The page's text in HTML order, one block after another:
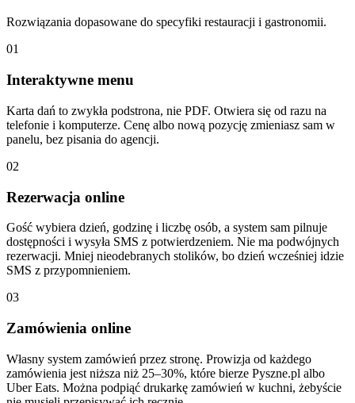
Rozwiązania dopasowane do specyfiki restauracji i gastronomii.
01
Interaktywne menu
Karta dań to zwykła podstrona, nie PDF. Otwiera się od razu na
telefonie i komputerze. Cenę albo nową pozycję zmieniasz sam w
panelu, bez pisania do agencji.
02
Rezerwacja online
Gość wybiera dzień, godzinę i liczbę osób, a system sam pilnuje
dostępności i wysyła SMS z potwierdzeniem. Nie ma podwójnych
rezerwacji. Mniej nieodebranych stolików, bo dzień wcześniej idzie
SMS z przypomnieniem.
03
Zamówienia online
Własny system zamówień przez stronę. Prowizja od każdego
zamówienia jest niższa niż 25–30%, które bierze Pyszne.pl albo
Uber Eats. Można podpiąć drukarkę zamówień w kuchni, żebyście